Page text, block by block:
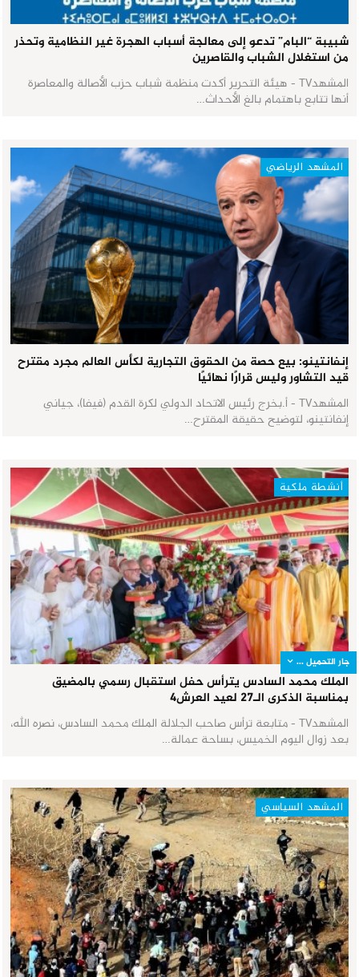
شبيبة “البام” تدعو إلى معالجة أسباب الهجرة غير النظامية وتحذر
من استغلال الشباب والقاصرين
المشهدTV - هيئة التحرير أكدت منظمة شباب حزب الأصالة والمعاصرة
أنها تتابع باهتمام بالغ الأحداث…
المشهد الرياضي
إنفانتينو: بيع حصة من الحقوق التجارية لكأس العالم مجرد مقترح
قيد التشاور وليس قرارًا نهائيًا
المشهدTV - أ.بخرج رئيس الاتحاد الدولي لكرة القدم (فيفا)، جياني
إنفانتينو، لتوضيح حقيقة المقترح…
أنشطة ملكية
الملك محمد السادس يترأس حفل استقبال رسمي بالمضيق
بمناسبة الذكرى الـ27 لعيد العرش٤
المشهدTV - متابعة ترأس صاحب الجلالة الملك محمد السادس، نصره الله،
بعد زوال اليوم الخميس، بساحة عمالة…
المشهد السياسي
جار التحميل ...